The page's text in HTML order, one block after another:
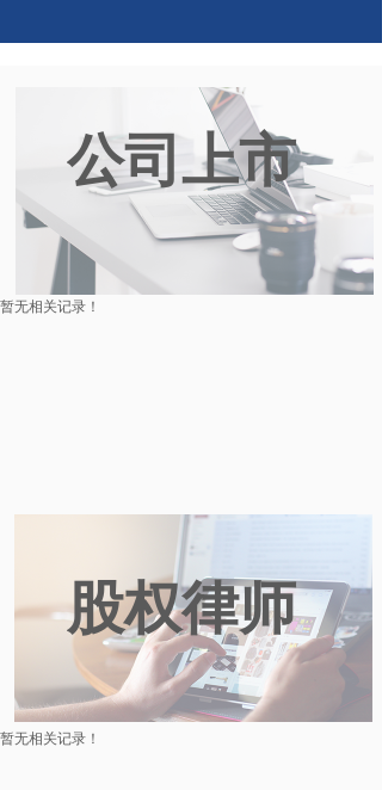
暂无相关记录！
暂无相关记录！
公司上市
股权律师